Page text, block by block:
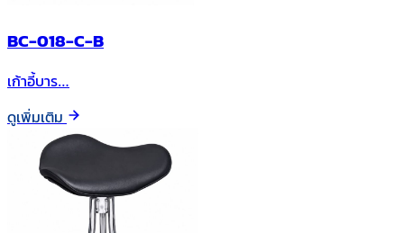
BC-018-C-B
เก้าอี้บาร…
ดูเพิ่มเติม